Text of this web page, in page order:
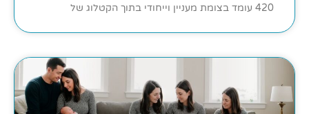
420 עומד בצומת מעניין וייחודי בתוך הקטלוג של